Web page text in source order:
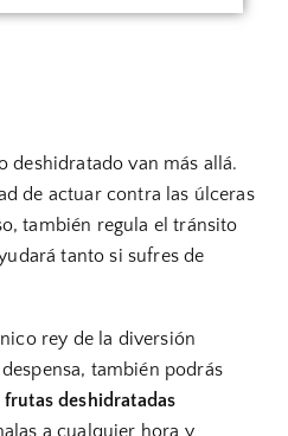
deshidratado van más allá.
de actuar contra las úlceras
también regula el tránsito
tanto si sufres de
rey de la diversión
también podrás
frutas deshidratadas
a cualquier hora y